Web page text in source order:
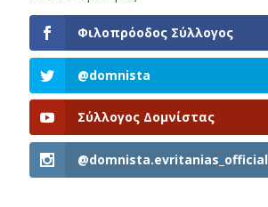
Φιλοπρόοδος Σύλλογος
@domnista
Σύλλογος Δομνίστας
@domnista.evritanias_official